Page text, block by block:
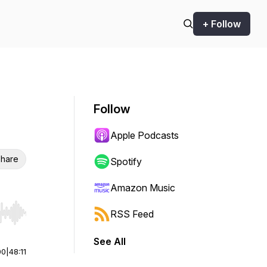
+ Follow
Hold shift to jump forward or backward.
48:11
Follow
Apple Podcasts
Spotify
Amazon Music
RSS Feed
See All